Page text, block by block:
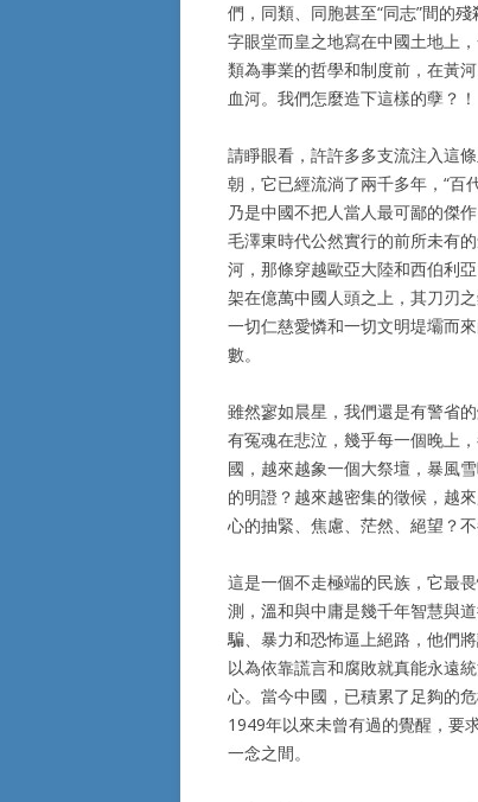
們，同類、同胞甚至“同志”間的殘
字眼堂而皇之地寫在中國土地上
類為事業的哲學和制度前，在黃
血河。我們怎麼造下這樣的孽？！
請睜眼看，許許多多支流注入這
朝，它已經流淌了兩千多年，“百
乃是中國不把人當人最可鄙的傑
毛澤東時代公然實行的前所未有
河，那條穿越歐亞大陸和西伯利
架在億萬中國人頭之上，其刀刃
一切仁慈愛憐和一切文明堤壩而
數。
雖然寥如晨星，我們還是有警省
有冤魂在悲泣，幾乎每一個晚上
國，越來越象一個大祭壇，暴風
的明證？越來越密集的徵候，越
心的抽緊、焦慮、茫然、絕望？
這是一個不走極端的民族，它最
測，溫和與中庸是幾千年智慧與
騙、暴力和恐怖逼上絕路，他們
以為依靠謊言和腐敗就真能永遠
心。當今中國，已積累了足夠的
1949年以來未曾有過的覺醒，要
一念之間。